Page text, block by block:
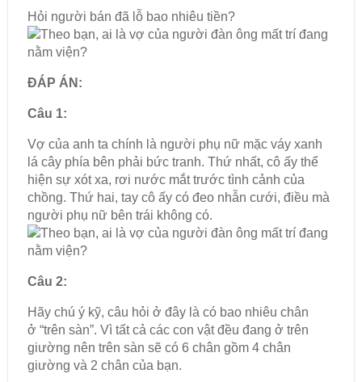
Hỏi người bán đã lỗ bao nhiêu tiền?
ĐÁP ÁN:
Câu 1:
Vợ của anh ta chính là người phụ nữ mặc váy xanh
lá cây phía bên phải bức tranh. Thứ nhất, cô ấy thể
hiện sự xót xa, rơi nước mắt trước tình cảnh của
chồng. Thứ hai, tay cô ấy có đeo nhẫn cưới, điều mà
người phụ nữ bên trái không có.
Câu 2:
Hãy chú ý kỹ, câu hỏi ở đây là có bao nhiêu chân
ở “trên sàn”. Vì tất cả các con vật đều đang ở trên
giường nên trên sàn sẽ có 6 chân gồm 4 chân
giường và 2 chân của bạn.